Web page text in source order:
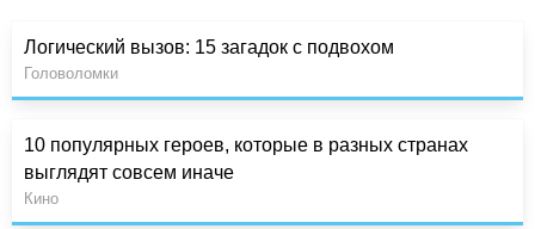
Логический вызов: 15 загадок с подвохом
Головоломки
10 популярных героев, которые в разных странах
выглядят совсем иначе
Кино